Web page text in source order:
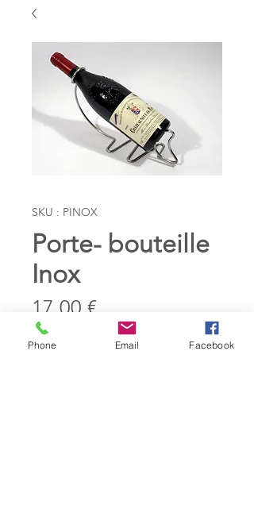
SKU : PINOX
Porte- bouteille
Inox
17,00 €Prix
Quantité
Phone Email Facebook